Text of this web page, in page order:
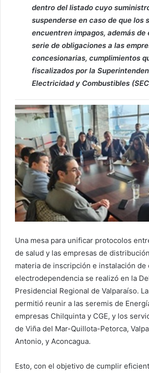
dentro del listado cuyo
suspenderse en caso de que los
encuentren impagos, además de
serie de obligaciones a las
concesionarias, cumplimientos
fiscalizados por la
Electricidad y Combustibles
Una mesa para unificar protocolos
de salud y las empresas de
materia de inscripción e instalación de
electrodependencia se realizó en la
Presidencial Regional de Valparaíso.
permitió reunir a las seremis de
empresas Chilquinta y CGE, y los
de Viña del Mar-Quillota-Petorca,
Antonio, y Aconcagua.
Esto, con el objetivo de cumplir